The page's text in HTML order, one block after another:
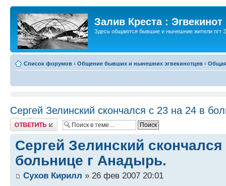
Залив Креста : Эгвекинот
Здесь общаются бывшие и нынешние жители пгт
Список форумов ‹ Общение бывших и нынешних эгвекинотцев ‹ Общая
Сергей Зелинский скончался с 23 на 24 в
Ответить
Сергей Зелинский
больнице г Анадырь.
Сухов Кирилл » 26 фев 2007 20:01